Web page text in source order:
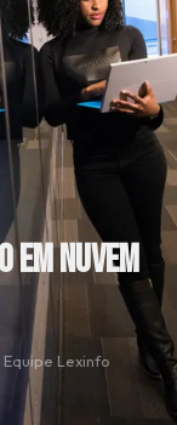
em Nuvem
Equipe Lexinfo